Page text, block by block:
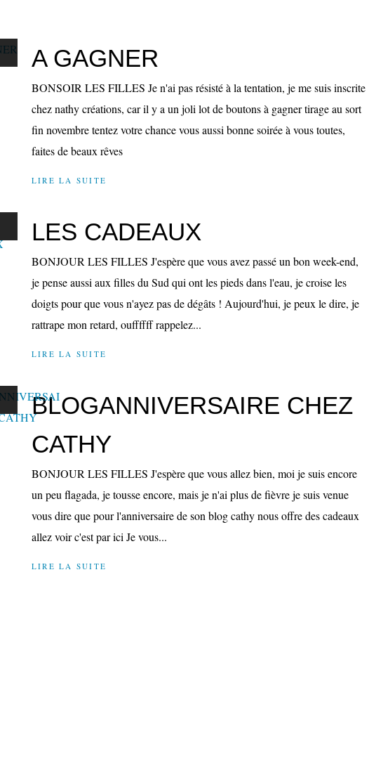
A GAGNER
BONSOIR LES FILLES Je n'ai pas résisté à la tentation, je me suis inscrite
chez nathy créations, car il y a un joli lot de boutons à gagner tirage au sort
fin novembre tentez votre chance vous aussi bonne soirée à vous toutes,
faites de beaux rêves
LIRE LA SUITE
LES CADEAUX
BONJOUR LES FILLES J'espère que vous avez passé un bon week-end,
je pense aussi aux filles du Sud qui ont les pieds dans l'eau, je croise les
doigts pour que vous n'ayez pas de dégâts ! Aujourd'hui, je peux le dire, je
rattrape mon retard, ouffffff rappelez...
LIRE LA SUITE
BLOGANNIVERSAIRE CHEZ
CATHY
BONJOUR LES FILLES J'espère que vous allez bien, moi je suis encore
un peu flagada, je tousse encore, mais je n'ai plus de fièvre je suis venue
vous dire que pour l'anniversaire de son blog cathy nous offre des cadeaux
allez voir c'est par ici Je vous...
LIRE LA SUITE